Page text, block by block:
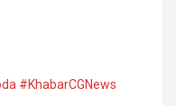
#KhabarCGNews